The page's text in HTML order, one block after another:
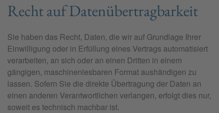
Recht auf Daten­übertrag­barkeit
Sie haben das Recht, Daten, die wir auf Grundlage Ihrer
Einwilligung oder in Erfüllung eines Vertrags automatisiert
verarbeiten, an sich oder an einen Dritten in einem
gängigen, maschinenlesbaren Format aushändigen zu
lassen. Sofern Sie die direkte Übertragung der Daten an
einen anderen Verantwortlichen verlangen, erfolgt dies nur,
soweit es technisch machbar ist.